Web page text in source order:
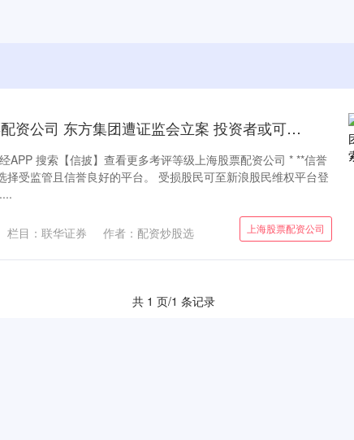
上海股票配资公司 东方集团遭证监会立案 投资者或可索赔
APP 搜索【信披】查看更多考评等级上海股票配资公司 * **信誉
择受监管且信誉良好的平台。 受损股民可至新浪股民维权平台登
上海股票配资公司
作者：配资炒股选
栏目： 联华证券
共 1 页/1 条记录